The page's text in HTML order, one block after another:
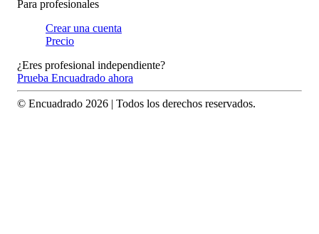
Para profesionales
Crear una cuenta
Precio
¿Eres profesional independiente?
Prueba Encuadrado ahora
© Encuadrado 2026 | Todos los derechos reservados.